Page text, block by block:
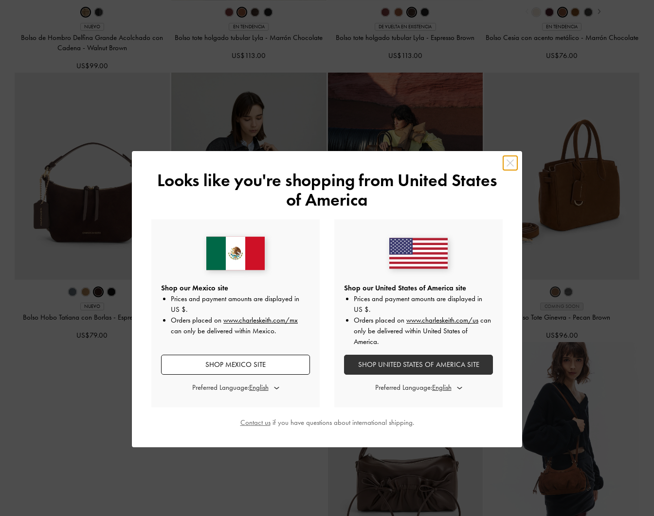
NUEVO
Bolso de Hombro Delfina Grande Acolchado con
Cadena - Walnut Brown
US$99.00
EN TENDENCIA
Bolso tote holgado tubular Lyla - Marrón Chocolate
US$113.00
DE VUELTA EN EXISTENCIA
Bolso tote holgado tubular Lyla - Espresso Brown
US$113.00
›
EN TENDENCIA
Bolso Cesia con acento metálico - Marrón Chocolate
US$76.00
NUEVO
Bolso Hobo Tatiana con Borlas - Espresso Brown
US$79.00
Bolso Tote Ginevra Grande- Pecan Brown
US$113.00
Bolso Tote Ginevra Grande - Marrón
US$109.00
COMING SOON
Bolso Tote Ginevra - Pecan Brown
US$96.00
Looks like you're shopping from United States
of America
Shop our Mexico site
Prices and payment amounts are displayed in
US $.
Orders placed on www.charleskeith.com/mx
can only be delivered within Mexico.
SHOP MEXICO SITE
Preferred Language:
Shop our United States of America site
Prices and payment amounts are displayed in
US $.
Orders placed on www.charleskeith.com/us can
only be delivered within United States of
America.
SHOP UNITED STATES OF AMERICA SITE
Preferred Language:
Contact usif you have questions about international shipping.